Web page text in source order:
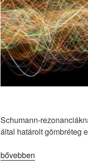
Schumann-
által határolt gömbréteg
„Schumann
bővebben